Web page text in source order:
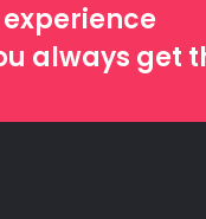
always get